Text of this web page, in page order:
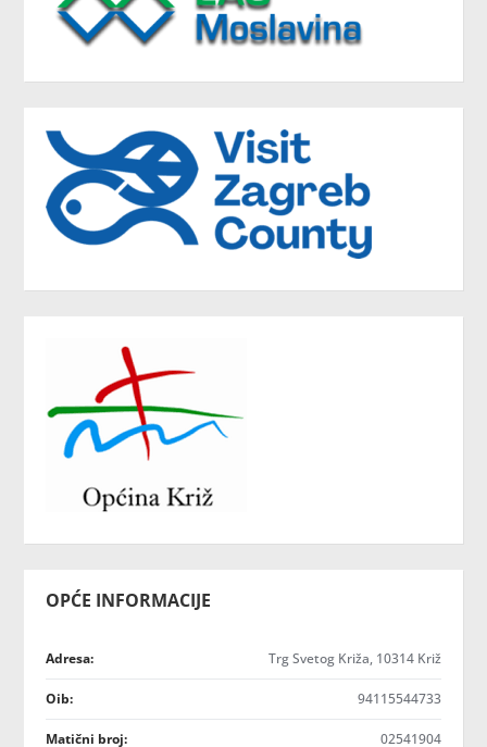
OPĆE INFORMACIJE
Adresa: Trg Svetog Križa, 10314 Križ
Oib: 94115544733
Matični broj: 02541904